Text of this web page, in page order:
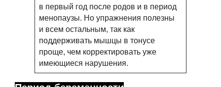
в первый год после родов и в период
менопаузы. Но упражнения полезны
и всем остальным, так как
поддерживать мышцы в тонусе
проще, чем корректировать уже
имеющиеся нарушения.